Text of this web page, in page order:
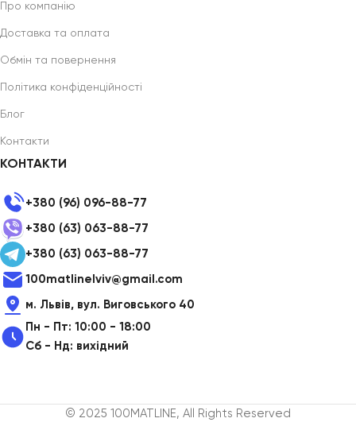
Про компанію
Доставка та оплата
Обмін та повернення
Політика конфіденційності
Блог
Контакти
КОНТАКТИ
+380 (96) 096-88-77
+380 (63) 063-88-77
+380 (63) 063-88-77
100matlinelviv@gmail.com
м. Львів, вул. Виговського 40
Пн - Пт: 10:00 - 18:00
Сб - Нд: вихідний
© 2025 100MATLINE, All Rights Reserved